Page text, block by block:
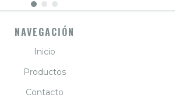
NAVEGACIÓN
Inicio
Productos
Contacto